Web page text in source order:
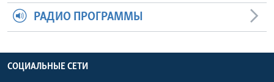
РАДИО ПРОГРАММЫ
СОЦИАЛЬНЫЕ СЕТИ